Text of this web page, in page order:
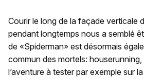
Courir le long de la façade verticale
pendant longtemps nous a semblé
de «Spiderman» est désormais
commun des mortels: houserunning,
l’aventure à tester par exemple sur